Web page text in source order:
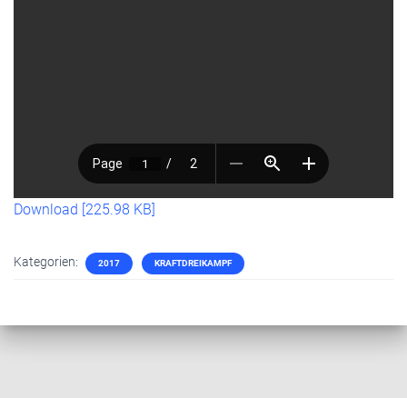
Download [225.98 KB]
Kategorien: 2017 KRAFTDREIKAMPF